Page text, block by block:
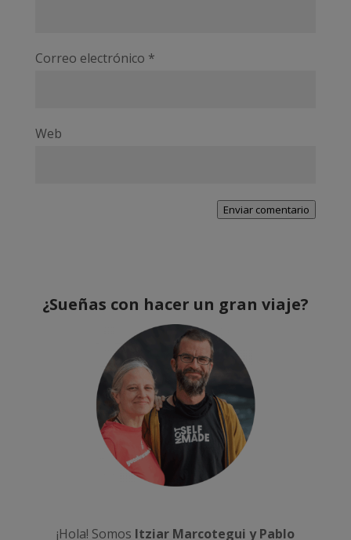
Correo electrónico *
Web
Enviar comentario
¿Sueñas con hacer un gran viaje?
¡Hola! Somos Itziar Marcotegui y Pablo